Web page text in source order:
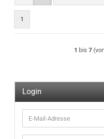
1
1 bis 7
Login
E-
Mail-
Adresse